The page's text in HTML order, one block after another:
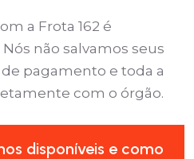
a Frota 162 é
não salvamos seus
pagamento e toda a
com o órgão.
disponíveis e como